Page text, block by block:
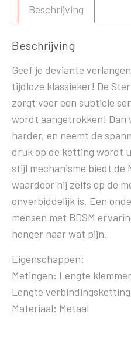
Beschrijving
Beschrijving
Geef je deviante
tijdloze klassieker! De
zorgt voor een subtiele
wordt aangetrokken! Dan
harder, en neemt de
druk op de ketting wordt
stijl mechanisme biedt de
waardoor hij zelfs op de
onverbiddelijk is. Een
mensen met BDSM
honger naar wat pijn.
Eigenschappen:
Metingen: Lengte
Lengte verbindingsketting
Materiaal: Metaal